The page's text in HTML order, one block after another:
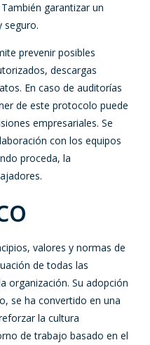
garantizar un
seguro.
prevenir posibles
descargas
En caso de auditorías
de este protocolo puede
empresariales. Se
con los equipos
proceda, la
valores y normas de
de todas las
organización. Su adopción
se ha convertido en una
la cultura
de trabajo basado en el